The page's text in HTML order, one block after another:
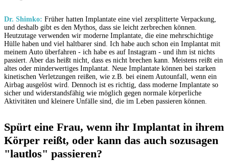
Dr. Shimko: Früher hatten Implantate eine viel zersplitterte Verpackung,
und deshalb gibt es den Mythos, dass sie leicht zerbrechen können.
Heutzutage verwenden wir moderne Implantate, die eine mehrschichtige
Hülle haben und viel haltbarer sind. Ich habe auch schon ein Implantat mit
meinem Auto überfahren - ich habe es auf Instagram - und ihm ist nichts
passiert. Aber das heißt nicht, dass es nicht brechen kann. Meistens reißt ein
altes oder minderwertiges Implantat. Neue Implantate können bei starken
kinetischen Verletzungen reißen, wie z.B. bei einem Autounfall, wenn ein
Airbag ausgelöst wird. Dennoch ist es richtig, dass moderne Implantate so
sicher und widerstandsfähig wie möglich gegen normale körperliche
Aktivitäten und kleinere Unfälle sind, die im Leben passieren können.
Spürt eine Frau, wenn ihr Implantat in ihrem
Körper reißt, oder kann das auch sozusagen
"lautlos" passieren?